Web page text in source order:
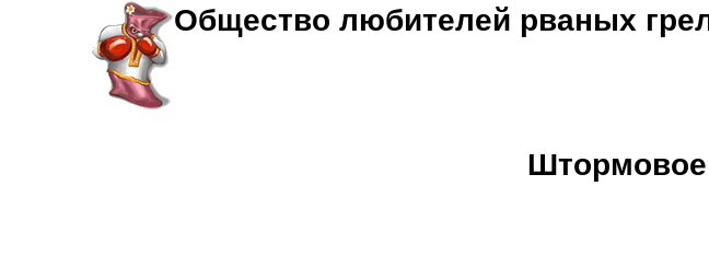
Jump
Общество любителей рваных